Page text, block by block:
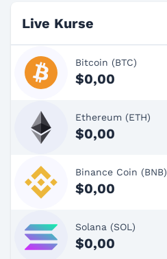
Live Kurse
Bitcoin (BTC)
$0,00
Ethereum (ETH)
$0,00
Binance Coin (BNB)
$0,00
Solana (SOL)
$0,00